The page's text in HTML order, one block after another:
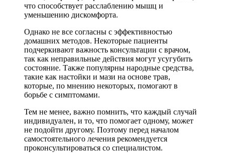
что способствует расслаблению мышц и
уменьшению дискомфорта.
Однако не все согласны с эффективностью
домашних методов. Некоторые пациенты
подчеркивают важность консультации с врачом,
так как неправильные действия могут усугубить
состояние. Также популярны народные средства,
такие как настойки и мази на основе трав,
которые, по мнению некоторых, помогают в
борьбе с симптомами.
Тем не менее, важно помнить, что каждый случай
индивидуален, и то, что помогает одному, может
не подойти другому. Поэтому перед началом
самостоятельного лечения рекомендуется
проконсультироваться со специалистом.